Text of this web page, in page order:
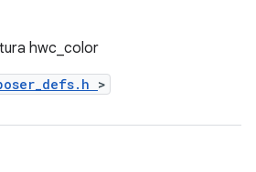
hwc_color
>